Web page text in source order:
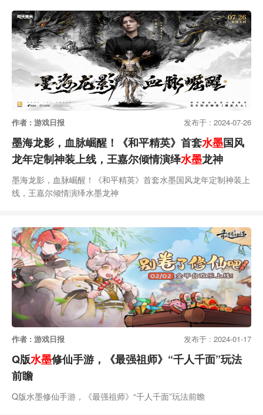
作者 : 游戏日报 发布于 : 2024-07-26
墨海龙影，血脉崛醒！《和平精英》首套水墨国风
龙年定制神装上线，王嘉尔倾情演绎水墨龙神
墨海龙影，血脉崛醒！《和平精英》首套水墨国风龙年定制神装上
线，王嘉尔倾情演绎水墨龙神
作者 : 游戏日报 发布于 : 2024-01-17
Q版水墨修仙手游，《最强祖师》“千人千面”玩法
前瞻
Q版水墨修仙手游，《最强祖师》“千人千面”玩法前瞻